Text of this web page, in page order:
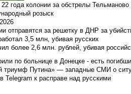
года колонии за обстрелы
розыск
отправятся за решетку в ДНР за
3,5 млн, убивая русских
более 2,6 млн. рублей, убивая
по больнице в Донецке - есть
триумф Путина» — западные СМИ о
Telegram к расправе над русскими